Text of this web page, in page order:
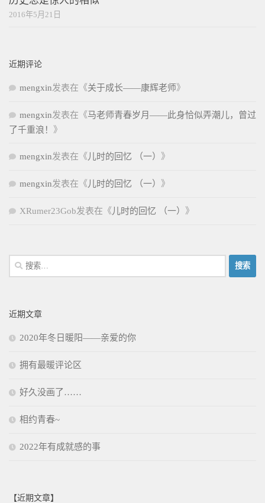
2016年5月21日
近期评论
mengxin发表在《关于成长——康辉老师》
mengxin发表在《马老师青春岁月——此身恰似弄潮儿，曾过
了千重浪！ 》
mengxin发表在《 儿时的回忆 （一） 》
mengxin发表在《 儿时的回忆 （一） 》
XRumer23Gob发表在《 儿时的回忆 （一） 》
搜
索：
近期文章
2020年冬日暖阳——亲爱的你
拥有最暖评论区
好久没画了……
相约青春~
2022年有成就感的事
【近期文章】